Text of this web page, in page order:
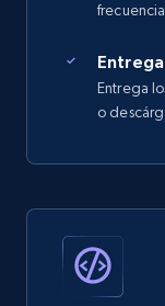
frecuencia
Entrega
Entrega
o